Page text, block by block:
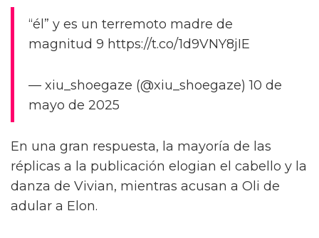
“él” y es un terremoto madre de
magnitud 9 https://t.co/1d9VNY8jIE
— xiu_shoegaze (@xiu_shoegaze) 10 de
mayo de 2025
En una gran respuesta, la mayoría de las
réplicas a la publicación elogian el cabello y la
danza de Vivian, mientras acusan a Oli de
adular a Elon.